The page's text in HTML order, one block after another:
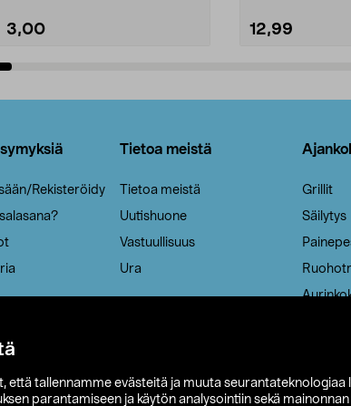
että tallennamme evästeitä ja muuta seurantateknologiaa
parantamiseen ja käytön analysointiin sekä
3,00 12,99
Rekisteröidy
Tietoa meistä
Tietoa meistä
Uutishuone
Vastuullisuus
Ura
Grillit
Säilytys